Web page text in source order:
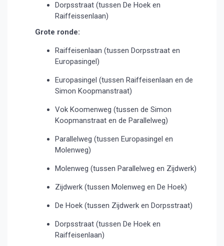
Dorpsstraat (tussen De Hoek en
Raiffeissenlaan)
Grote ronde:
Raiffeisenlaan (tussen Dorpsstraat en
Europasingel)
Europasingel (tussen Raiffeisenlaan en de
Simon Koopmanstraat)
Vok Koomenweg (tussen de Simon
Koopmanstraat en de Parallelweg)
Parallelweg (tussen Europasingel en
Molenweg)
Molenweg (tussen Parallelweg en Zijdwerk)
Zijdwerk (tussen Molenweg en De Hoek)
De Hoek (tussen Zijdwerk en Dorpsstraat)
Dorpsstraat (tussen De Hoek en
Raiffeisenlaan)